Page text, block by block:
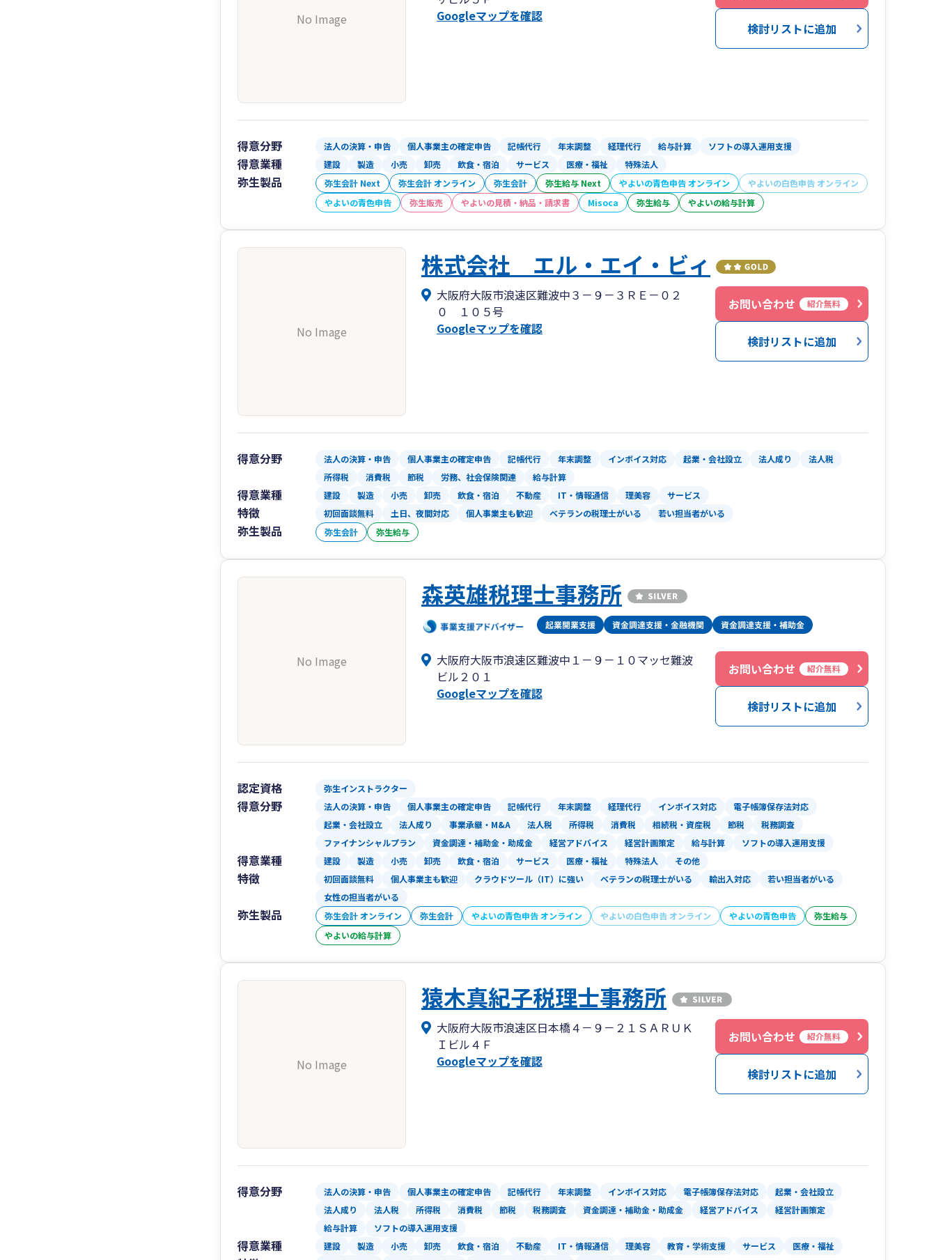
No Image
Googleマップを確認
検討リストに追加
得意分野 法人の決算・申告 個人事業主の確定申告 記帳代行 年末調整 経理代行 給与計算 ソフトの導入運用支援
得意業種 建設 製造 小売 卸売 飲食・宿泊 サービス 医療・福祉 特殊法人
弥生製品 弥生会計 Next 弥生会計 オンライン 弥生会計 弥生給与 Next やよいの青色申告 オンライン
やよいの白色申告 オンライン
やよいの青色申告
弥生販売 やよいの見積・納品・請求書 Misoca 弥生給与 やよいの給与計算
No Image
株式会社 エル・エイ・ビィ
大阪府大阪市浪速区難波中３－９－３ＲＥ－０２
０ １０５号
Googleマップを確認
お問い合わせ 紹介無料
検討リストに追加
得意分野 法人の決算・申告 個人事業主の確定申告 記帳代行 年末調整 インボイス対応 起業・会社設立 法人成り
法人税
所得税
消費税 節税 労務、社会保険関連 給与計算
得意業種 建設 製造 小売 卸売 飲食・宿泊 不動産 IT・情報通信 理美容 サービス
特徴 初回面談無料 土日、夜間対応 個人事業主も歓迎 ベテランの税理士がいる 若い担当者がいる
弥生製品 弥生会計 弥生給与
No Image
森英雄税理士事務所
大阪府大阪市浪速区難波中１－９－１０マッセ難波
ビル２０１
Googleマップを確認
お問い合わせ 紹介無料
検討リストに追加
認定資格 弥生インストラクター
得意分野 法人の決算・申告 個人事業主の確定申告 記帳代行 年末調整 経理代行 インボイス対応
電子帳簿保存法対応
起業・会社設立
法人成り 事業承継・M&A 法人税 所得税 消費税 相続税・資産税 節税
税務調査
ファイナンシャルプラン
資金調達・補助金・助成金 経営アドバイス 経営計画策定 給与計算 ソフトの導入運用支援
得意業種 建設 製造 小売 卸売 飲食・宿泊 サービス 医療・福祉 特殊法人 その他
特徴 初回面談無料 個人事業主も歓迎 クラウドツール（IT）に強い ベテランの税理士がいる 輸出入対応
若い担当者がいる
女性の担当者がいる
弥生製品 弥生会計 オンライン 弥生会計 やよいの青色申告 オンライン やよいの白色申告 オンライン やよいの青色申告
弥生給与
やよいの給与計算
No Image
猿木真紀子税理士事務所
大阪府大阪市浪速区日本橋４－９－２１ＳＡＲＵＫ
Ｉビル４Ｆ
Googleマップを確認
お問い合わせ 紹介無料
検討リストに追加
得意分野 法人の決算・申告 個人事業主の確定申告 記帳代行 年末調整 インボイス対応 電子帳簿保存法対応
起業・会社設立
法人成り
法人税 所得税 消費税 節税 税務調査 資金調達・補助金・助成金 経営アドバイス
経営計画策定
給与計算
ソフトの導入運用支援
得意業種 建設 製造 小売 卸売 飲食・宿泊 不動産 IT・情報通信 理美容 教育・学術支援 サービス 医療・福祉